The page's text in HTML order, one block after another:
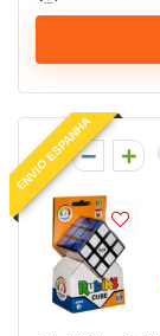
ENVIO ESPANHA
0